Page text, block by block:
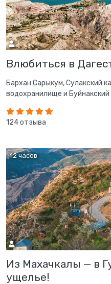
Влюбиться в
Бархан Сарыкум, Сулакский
водохранилище и Буйнакский
124 отзыва
12 часов
Из Махачкалы — в
ущелье!